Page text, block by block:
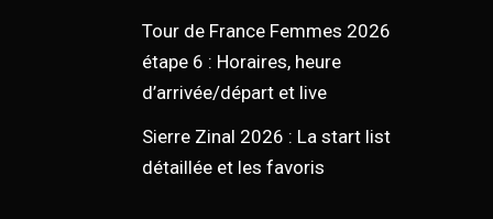
Tour de France Femmes 2026
étape 6 : Horaires, heure
d’arrivée/départ et live
Sierre Zinal 2026 : La start list
détaillée et les favoris